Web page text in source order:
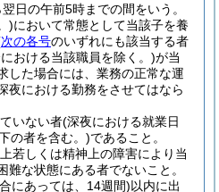
日の午前5時までの間をいう。
)において常態として当該子を養
次の各号のいずれにも該当する者
おける当該職員を除く。)が当
した場合には、業務の正常な運
夜における勤務をさせてはなら
いない者(深夜における就業日
の者を含む。)であること。
若しくは精神上の障害により当
難な状態にある者でないこと。
にあっては、14週間)以内に出